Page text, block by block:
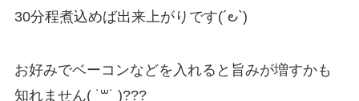
30分程煮込めば出来上がりです(´౿`)
お好みでベーコンなどを入れると旨みが増すかも
知れません( ˙꒳​˙ )???